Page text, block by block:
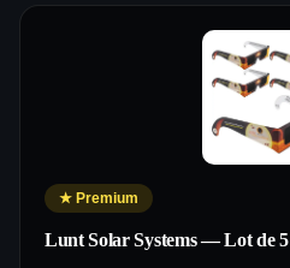
★ Premium
Lunt Solar Systems — Lot de 5